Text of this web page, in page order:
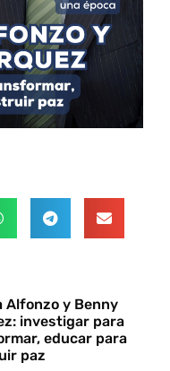
Alfonzo y Benny
investigar para
educar para
paz